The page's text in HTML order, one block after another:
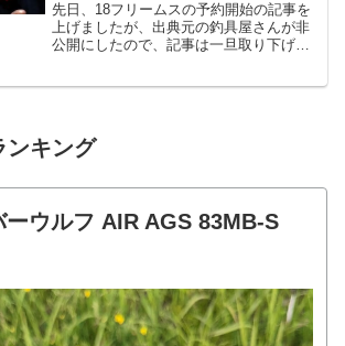
先日、18フリームスの予約開始の記事を
上げましたが、出典元の釣具屋さんが非
公開にしたので、記事は一旦取り下げま
ンキング
ーウルフ AIR AGS 83MB-S